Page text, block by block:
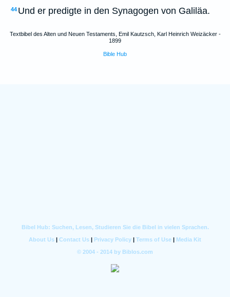
44 Und er predigte in den Synagogen von Galiläa.
Textbibel des Alten und Neuen Testaments, Emil Kautzsch, Karl Heinrich Weizäcker -
1899
Bible Hub